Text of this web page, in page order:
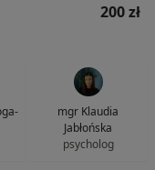
200 zł
mgr Klaudia
Jabłońska
psycholog